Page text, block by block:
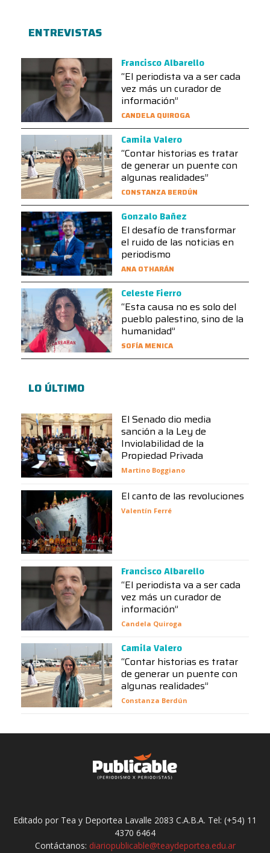
ENTREVISTAS
Francisco Albarello
“El periodista va a ser cada
vez más un curador de
información”
CANDELA QUIROGA
Camila Valero
“Contar historias es tratar
de generar un puente con
algunas realidades”
CONSTANZA BERDÚN
Gonzalo Bañez
El desafío de transformar
el ruido de las noticias en
periodismo
ANA OTHARÁN
Celeste Fierro
“Esta causa no es solo del
pueblo palestino, sino de la
humanidad”
SOFÍA MENICA
LO ÚLTIMO
El Senado dio media
sanción a la Ley de
Inviolabilidad de la
Propiedad Privada
Martino Boggiano
El canto de las revoluciones
Valentín Ferré
Francisco Albarello
“El periodista va a ser cada
vez más un curador de
información”
Candela Quiroga
Camila Valero
“Contar historias es tratar
de generar un puente con
algunas realidades”
Constanza Berdún
Editado por Tea y Deportea Lavalle 2083 C.A.B.A. Tel: (+54) 11
4370 6464
Contáctanos: diariopublicable@teaydeportea.edu.ar